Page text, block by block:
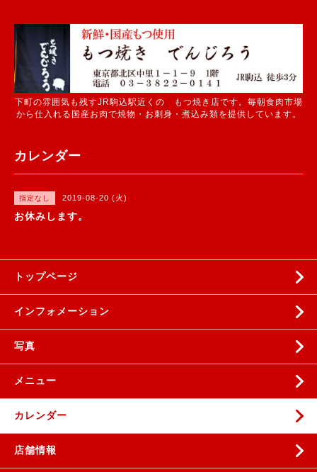
下町の雰囲気も残すJR駒込駅近くの もつ焼き店です。毎朝食肉市場
から仕入れる国産お肉で焼物・お刺身・煮込み類を提供しています。
カレンダー
指定なし 2019-08-20 (火)
お休みします。
トップページ
インフォメーション
写真
メニュー
カレンダー
店舗情報